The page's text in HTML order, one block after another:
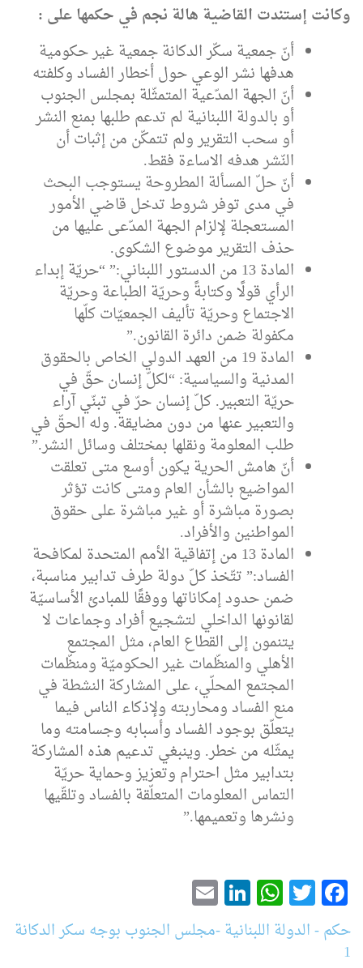
وكانت إستندت القاضية هالة نجم في حكمها على :
أنّ جمعية سكّر الدكانة جمعية غير حكومية
هدفها نشر الوعي حول أخطار الفساد وكلفته
أنّ الجهة المدّعية المتمثّلة بمجلس الجنوب
أو بالدولة اللبنانية لم تدعم طلبها بمنع النشر
أو سحب التقرير ولم تتمكّن من إثبات أن
النّشر هدفه الاساءة فقط.
أنّ حلّ المسألة المطروحة يستوجب البحث
في مدى توفر شروط تدخل قاضي الأمور
المستعجلة لإلزام الجهة المدّعى عليها من
حذف التقرير موضوع الشكوى.
المادة 13 من الدستور اللبناني:” “حريّة إبداء
الرأي قولًا وكتابةً وحريّة الطباعة وحريّة
الاجتماع وحريّة تأليف الجمعيّات كلّها
مكفولة ضمن دائرة القانون.”
المادة 19 من العهد الدولي الخاص بالحقوق
المدنية والسياسية: “لكلّ إنسان حقّ في
حريّة التعبير. كلّ إنسان حرّ في تبنّي آراء
والتعبير عنها من دون مضايقة. وله الحقّ في
طلب المعلومة ونقلها بمختلف وسائل النشر.”
أنّ هامش الحرية يكون أوسع متى تعلقت
المواضيع بالشأن العام ومتى كانت تؤثر
بصورة مباشرة أو غير مباشرة على حقوق
المواطنين والأفراد.
المادة 13 من إتفاقية الأمم المتحدة لمكافحة
الفساد:” تتّخذ كلّ دولة طرف تدابير مناسبة،
ضمن حدود إمكاناتها ووفقًا للمبادئ الأساسيّة
لقانونها الداخلي لتشجيع أفراد وجماعات لا
يتنمون إلى القطاع العام، مثل المجتمع
الأهلي والمنظّمات غير الحكوميّة ومنظّمات
المجتمع المحلّي، على المشاركة النشطة في
منع الفساد ومحاربته ولإذكاء الناس فيما
يتعلّق بوجود الفساد وأسبابه وجسامته وما
يمثّله من خطر. وينبغي تدعيم هذه المشاركة
بتدابير مثل احترام وتعزيز وحماية حريّة
التماس المعلومات المتعلّقة بالفساد وتلقّيها
ونشرها وتعميمها.”
Facebook
Twitter
WhatsApp
LinkedIn
حكم - الدولة اللبنانية -مجلس الجنوب بوجه سكر الدكانة
1